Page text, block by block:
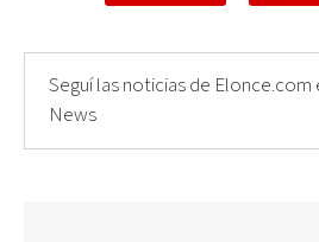
Seguí las noticias de Elonce.com
News